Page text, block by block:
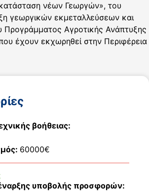
νέων Γεωργών», του
γεωργικών εκμεταλλεύσεων και
Προγράμματος Αγροτικής Ανάπτυξης
έχουν εκχωρηθεί στην Περιφέρεια
βοήθειας:
60000€
υποβολής προσφορών: